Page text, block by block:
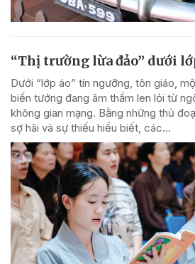
“Thị trường lừa đảo” dưới
Dưới “lớp áo” tín ngưỡng, tôn giáo,
biến tướng đang âm thầm len lỏi từ
không gian mạng. Bằng những thủ
sợ hãi và sự thiếu hiểu biết, các...